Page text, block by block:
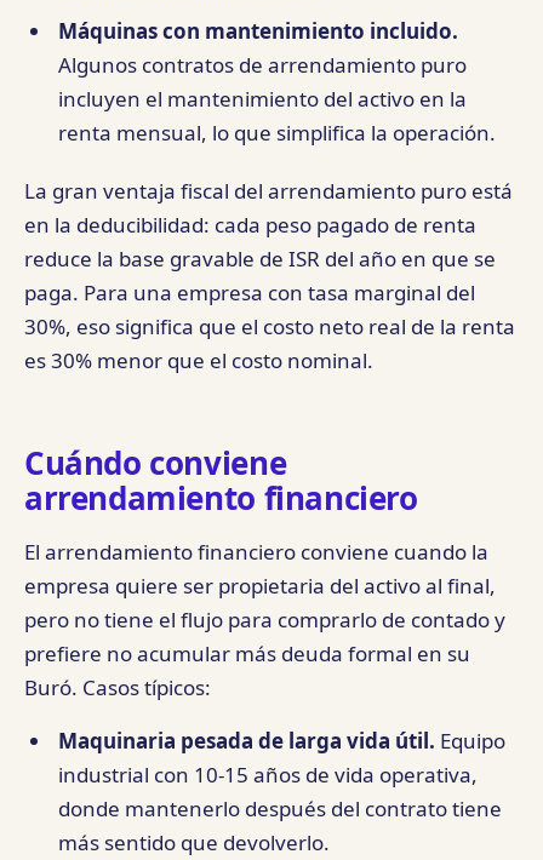
Máquinas con mantenimiento incluido.
Algunos contratos de arrendamiento puro
incluyen el mantenimiento del activo en la
renta mensual, lo que simplifica la operación.
La gran ventaja fiscal del arrendamiento puro está
en la deducibilidad: cada peso pagado de renta
reduce la base gravable de ISR del año en que se
paga. Para una empresa con tasa marginal del
30%, eso significa que el costo neto real de la renta
es 30% menor que el costo nominal.
Cuándo conviene
arrendamiento financiero
El arrendamiento financiero conviene cuando la
empresa quiere ser propietaria del activo al final,
pero no tiene el flujo para comprarlo de contado y
prefiere no acumular más deuda formal en su
Buró. Casos típicos:
Maquinaria pesada de larga vida útil. Equipo
industrial con 10-15 años de vida operativa,
donde mantenerlo después del contrato tiene
más sentido que devolverlo.